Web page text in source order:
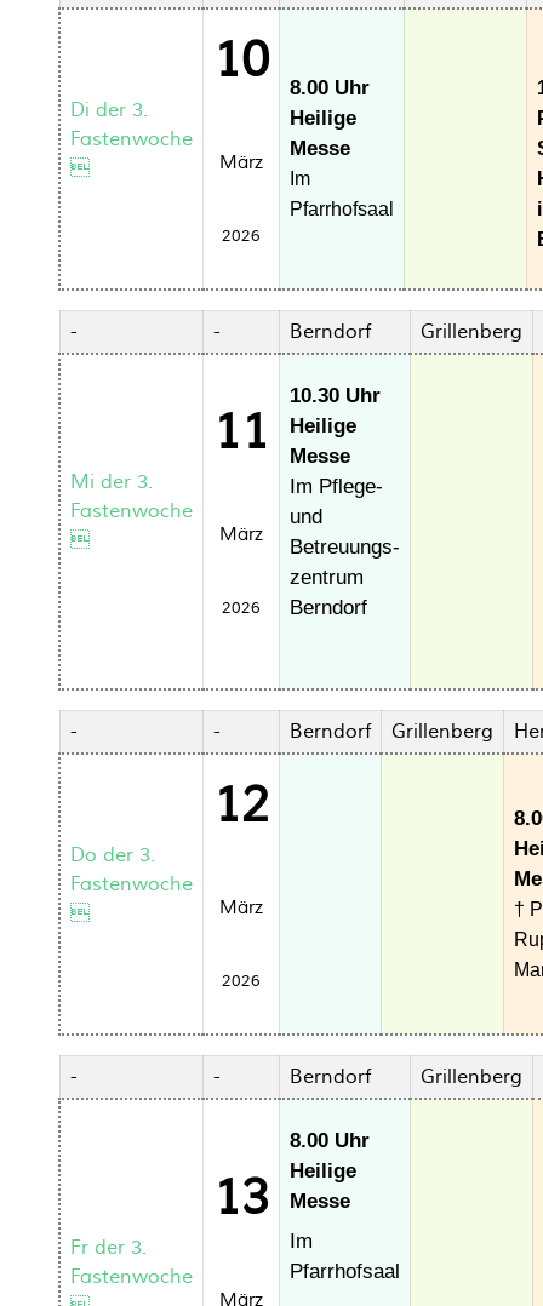
Di der 3.
Fastenwoche

10
März
2026
8.00 Uhr
Heilige
Messe
Im
Pfarrhofsaal
- - Berndorf Grillenberg
Mi der 3.
Fastenwoche

11
März
2026
10.30 Uhr
Heilige
Messe
Im Pflege-
und
Betreuungs-
zentrum
Berndorf
- - Berndorf Grillenberg
Do der 3.
Fastenwoche

12
März
2026
†
- - Berndorf Grillenberg
Fr der 3.
Fastenwoche
13
März
8.00 Uhr
Heilige
Messe
Im
Pfarrhofsaal